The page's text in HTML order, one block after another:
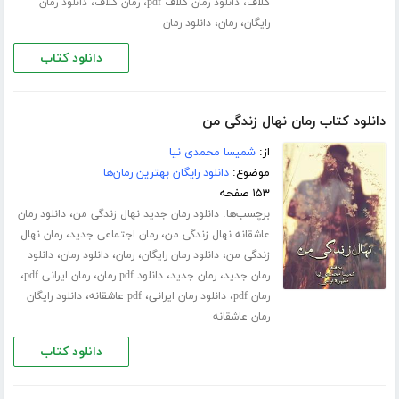
رایگان،رمان،دانلود رمان
دانلود کتاب
دانلود کتاب رمان نهال زندگی من
از:شمیسا محمدی نیا
موضوع:دانلود رایگان بهترین رمان‌ها
۱۵۳ صفحه
برچسب‌ها:دانلود رمان جدید نهال زندگی من،دانلود رمان
عاشقانه نهال زندگی من،رمان اجتماعی جدید،رمان نهال
زندگی من،دانلود رمان رایگان،رمان،دانلود رمان،دانلود
رمان جدید،رمان جدید،دانلود pdf رمان ،رمان ایرانی pdf ،
رمان pdf ،دانلود رمان ایرانی،pdf عاشقانه ،دانلود رایگان
رمان عاشقانه
دانلود کتاب